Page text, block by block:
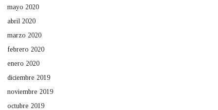
mayo 2020
abril 2020
marzo 2020
febrero 2020
enero 2020
diciembre 2019
noviembre 2019
octubre 2019